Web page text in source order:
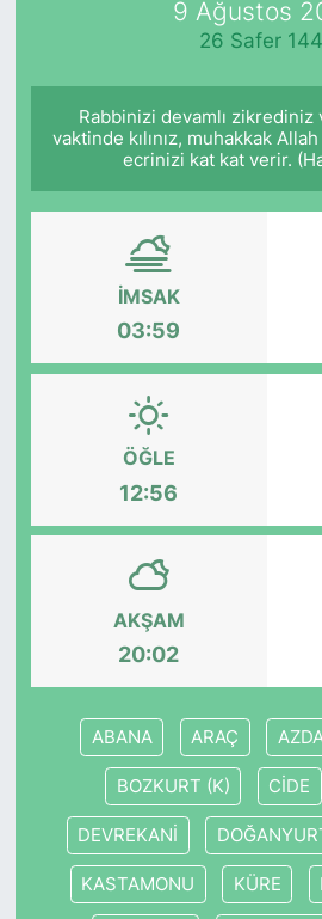
9 Ağustos
26 Safer
Rabbinizi devamlı zikrediniz
vaktinde kılınız, muhakkak
ecrinizi kat kat verir.
İMSAK
03:59
ÖĞLE
12:56
AKŞAM
20:02
ABANA ARAÇ
BOZKURT (K) CİDE
DEVREKANİ
KASTAMONU KÜRE
KÖŞE YAZILARI
KÖŞE YAZILARI (Arşiv)
KÜLTÜR SANAT
RÖPORTAJ
SARIYER HABERLERİ
SARIYER İMAR BARIŞI
SEKTÖR
SİYASET
SON DAKİKA HABERİ
SPOR
TEKNOLOJİ
TÜRKİYE VE DÜNYA
VİDEO GALERİ